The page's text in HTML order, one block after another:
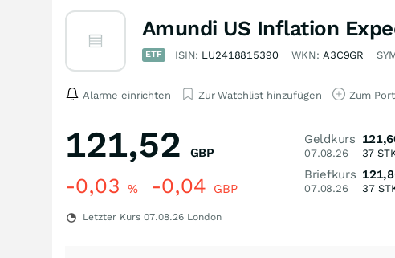
Amundi US Inflation
ETF ISIN: LU2418815390 WKN: A3C9GR
Alarme einrichten Zur Watchlist hinzufügen Zum
121,52 GBP
-0,03 % -0,04 GBP
Letzter Kurs 07.08.26 London
Geldkurs
07.08.26 37
Briefkurs
07.08.26 37